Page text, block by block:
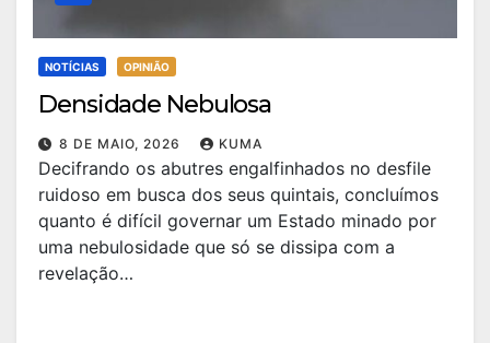
NOTÍCIAS OPINIÃO
Densidade Nebulosa
8 DE MAIO, 2026 KUMA
Decifrando os abutres engalfinhados no desfile
ruidoso em busca dos seus quintais, concluímos
quanto é difícil governar um Estado minado por
uma nebulosidade que só se dissipa com a
revelação…